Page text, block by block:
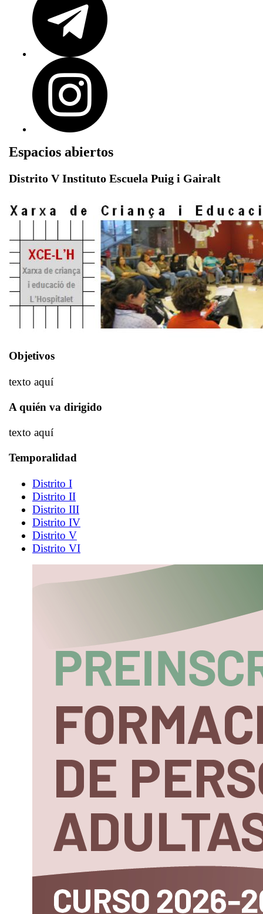
Espacios abiertos
Distrito V Instituto Escuela Puig i Gairalt
Objetivos
texto aquí
A quién va dirigido
texto aquí
Temporalidad
Distrito I
Distrito II
Distrito III
Distrito IV
Distrito V
Distrito VI